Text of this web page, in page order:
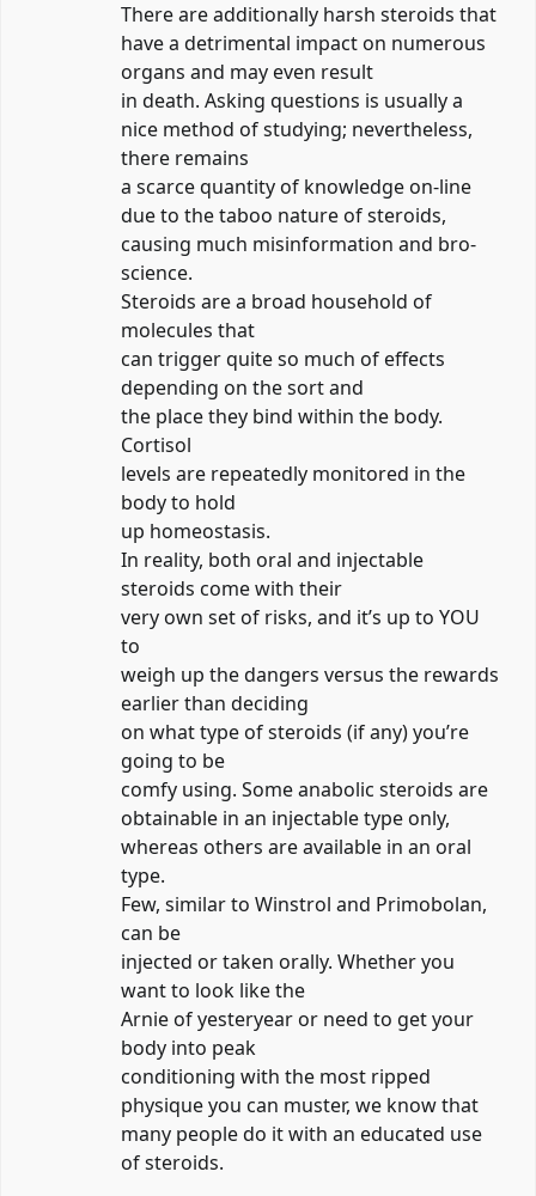
There are additionally harsh steroids that
have a detrimental impact on numerous
organs and may even result
in death. Asking questions is usually a
nice method of studying; nevertheless,
there remains
a scarce quantity of knowledge on-line
due to the taboo nature of steroids,
causing much misinformation and bro-
science.
Steroids are a broad household of
molecules that
can trigger quite so much of effects
depending on the sort and
the place they bind within the body.
Cortisol
levels are repeatedly monitored in the
body to hold
up homeostasis.
In reality, both oral and injectable
steroids come with their
very own set of risks, and it’s up to YOU
to
weigh up the dangers versus the rewards
earlier than deciding
on what type of steroids (if any) you’re
going to be
comfy using. Some anabolic steroids are
obtainable in an injectable type only,
whereas others are available in an oral
type.
Few, similar to Winstrol and Primobolan,
can be
injected or taken orally. Whether you
want to look like the
Arnie of yesteryear or need to get your
body into peak
conditioning with the most ripped
physique you can muster, we know that
many people do it with an educated use
of steroids.